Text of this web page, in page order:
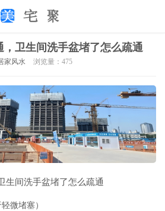
卫生间洗手盆堵了怎么疏通
家风水 浏览量：475
生间洗手盆堵了怎么疏通
微堵塞）